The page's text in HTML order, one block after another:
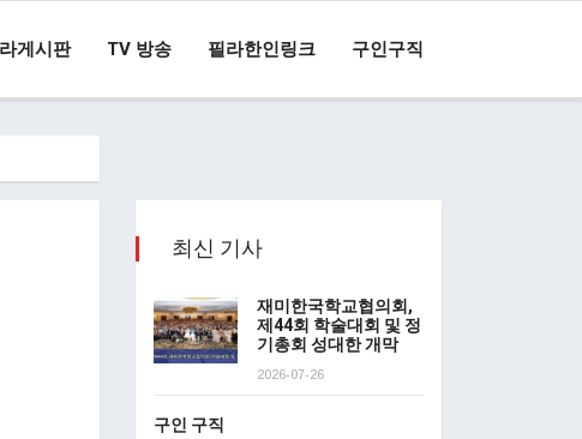
게시판 TV 방송 필라한인링크 구인구직
최신 기사
재미한국학교협의회,
제44회 학술대회 및 정
기총회 성대한 개막
2026-07-26
구인 구직